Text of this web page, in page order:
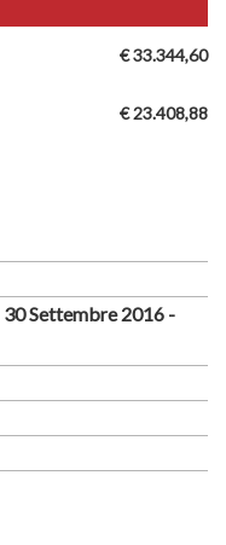
€ 33.344,60
€ 23.408,88
30 Settembre 2016 -